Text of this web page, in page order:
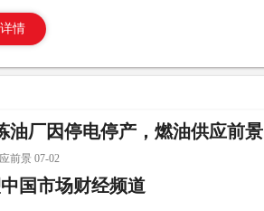
情
油厂因停电停产，燃油供应前景
前景 07-02
国市场财经频道